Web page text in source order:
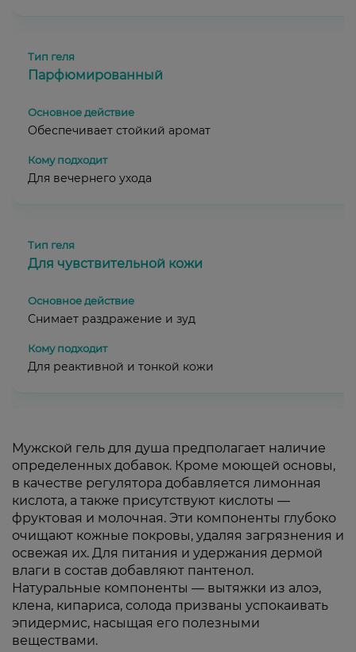
Парфюмированный
Обеспечивает стойкий аромат
Для вечернего ухода
Для чувствительной кожи
Снимает раздражение и зуд
Для реактивной и тонкой кожи
Мужской гель для душа предполагает наличие
определенных добавок. Кроме моющей основы,
в качестве регулятора добавляется лимонная
кислота, а также присутствуют кислоты —
фруктовая и молочная. Эти компоненты глубоко
очищают кожные покровы, удаляя загрязнения и
освежая их. Для питания и удержания дермой
влаги в состав добавляют пантенол.
Натуральные компоненты — вытяжки из алоэ,
клена, кипариса, солода призваны успокаивать
эпидермис, насыщая его полезными
веществами.